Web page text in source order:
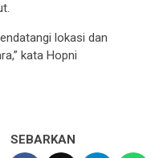
lokasi dan
kata Hopni
SEBARKAN